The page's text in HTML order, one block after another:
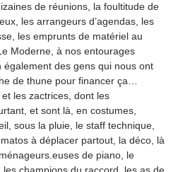
de réunions, la foultitude de
les arrangeurs d’agendas, les
les emprunts de matériel au
Moderne, à nos entourages
également des gens qui nous ont
de thune pour financer ça…
les zactrices, dont les
et sont là, en costumes,
sous la pluie, le staff technique,
à déplacer partout, la déco, là
de piano, le